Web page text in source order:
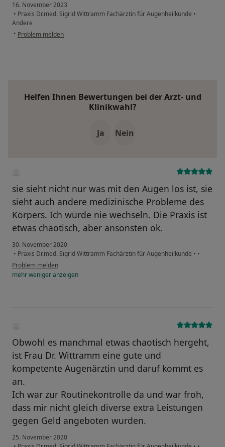
16. November 2023
• Praxis Dr.med. Sigrid Wittramm Fachärztin für Augenheilkunde •
Andere
• Problem melden
Helfen Ihnen Bewertungen bei der Arzt- und
Klinikwahl?
Ja Nein
sie sieht nicht nur was mit den Augen los ist, sie
sieht auch andere medizinische Probleme des
Körpers. Ich würde nie wechseln. Die Praxis ist
etwas chaotisch, aber ansonsten ok.
30. November 2020
• Praxis Dr.med. Sigrid Wittramm Fachärztin für Augenheilkunde • •
Problem melden
mehrwenigeranzeigen
Obwohl es manchmal etwas chaotisch hergeht,
ist Frau Dr. Wittramm eine gute und
kompetente Augenärztin und daruf kommt es
an.
Ich war zur Routinekontrolle da und war froh,
dass mir nicht gleich diverse extra Leistungen
gegen Geld angeboten wurden.
25. November 2020